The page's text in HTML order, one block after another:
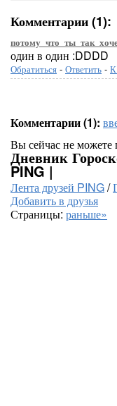
Комментарии (1):
один в один :DDDD
Обратиться - Ответить - К
Комментарии (1):
Вы сейчас не можете
Дневник
PING |
Лента друзей PING/
Добавить в друзья
Страницы: раньше»